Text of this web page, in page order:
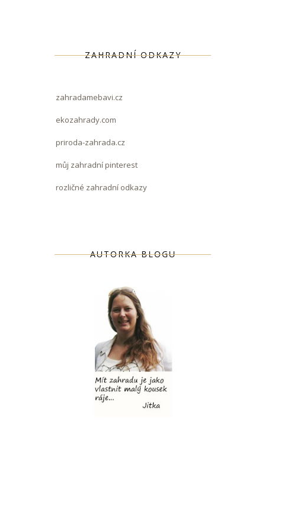
ZAHRADNÍ ODKAZY
zahradamebavi.cz
ekozahrady.com
priroda-zahrada.cz
můj zahradní pinterest
rozličné zahradní odkazy
AUTORKA BLOGU